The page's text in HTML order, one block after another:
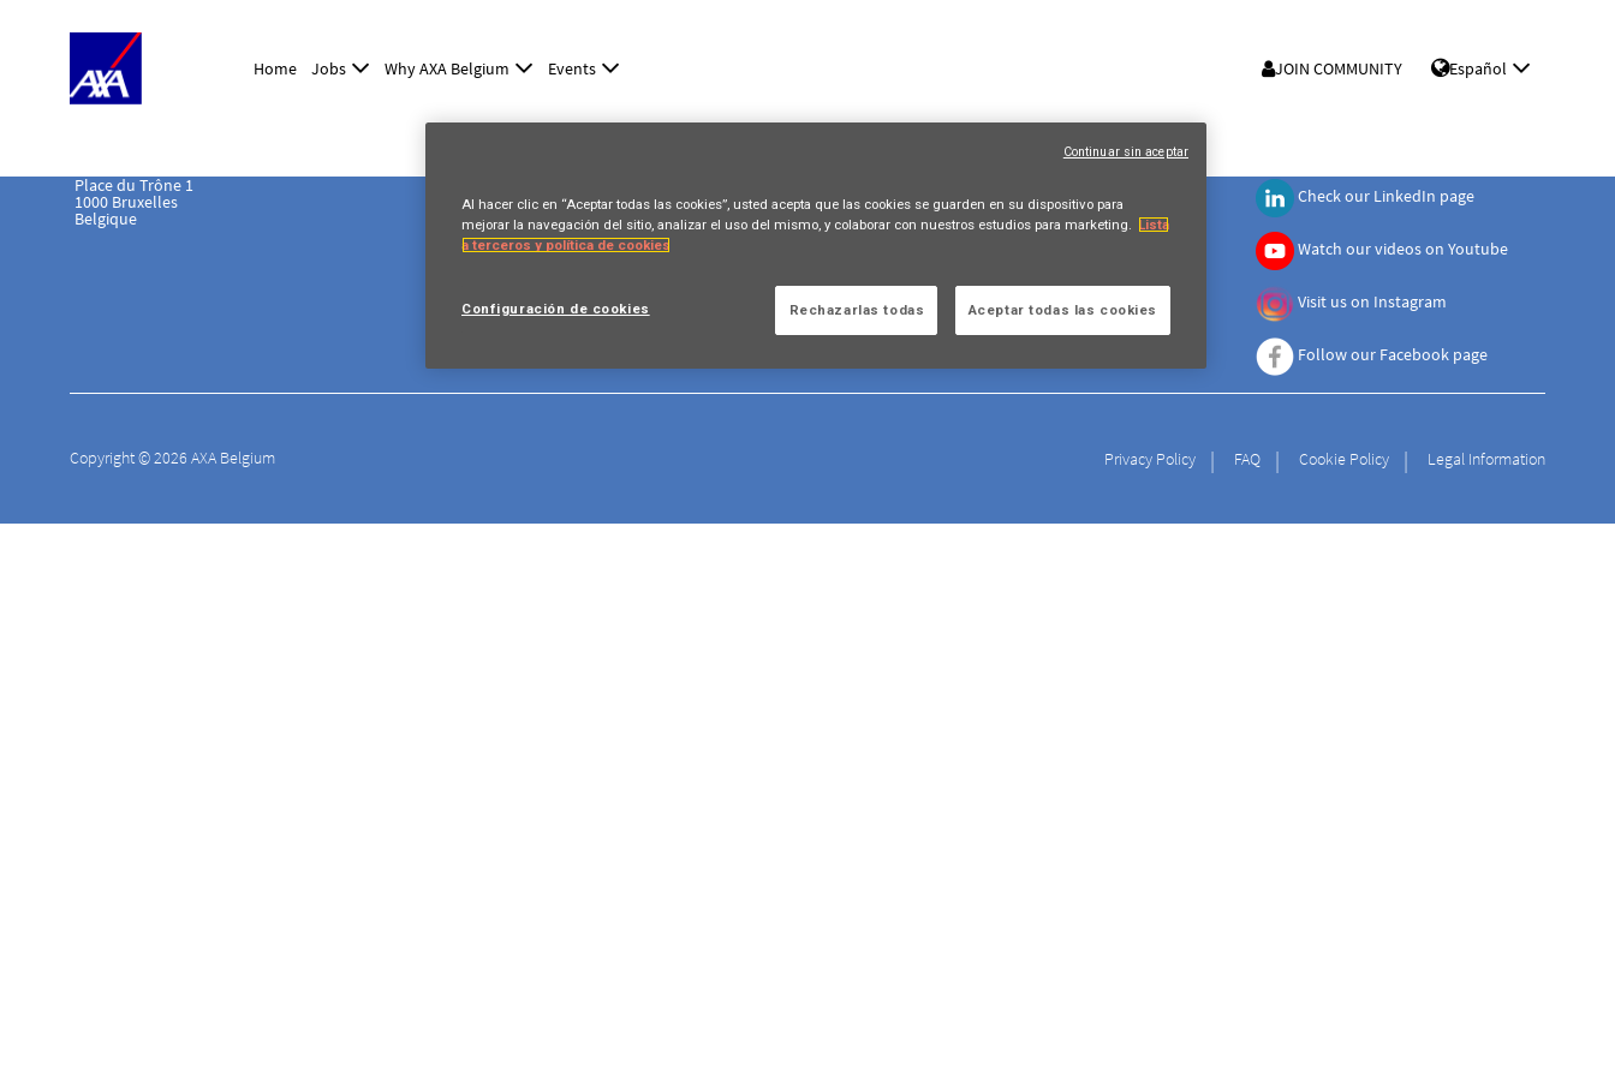
Home Jobs Why AXA Belgium Events JOIN COMMUNITY Español
Place du Trône 1
1000 Bruxelles
Belgique
Check our LinkedIn page
Watch our videos on Youtube
Visit us on Instagram
Follow our Facebook page
Copyright © 2026 AXA Belgium Privacy Policy FAQ Cookie Policy Legal Information
Al hacer clic en “Aceptar todas las cookies”, usted acepta que las cookies se guarden en su dispositivo para
mejorar la navegación del sitio, analizar el uso del mismo, y colaborar con nuestros estudios para marketing. Lista
a terceros y política de cookies
Configuración de cookies Rechazarlas todas Aceptar todas las cookies
Continuar sin aceptar